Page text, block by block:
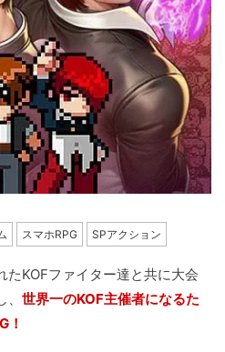
スマホRPG SPアクション
たKOFファイター達と共に大会
世界一のKOF主催者になるた
！